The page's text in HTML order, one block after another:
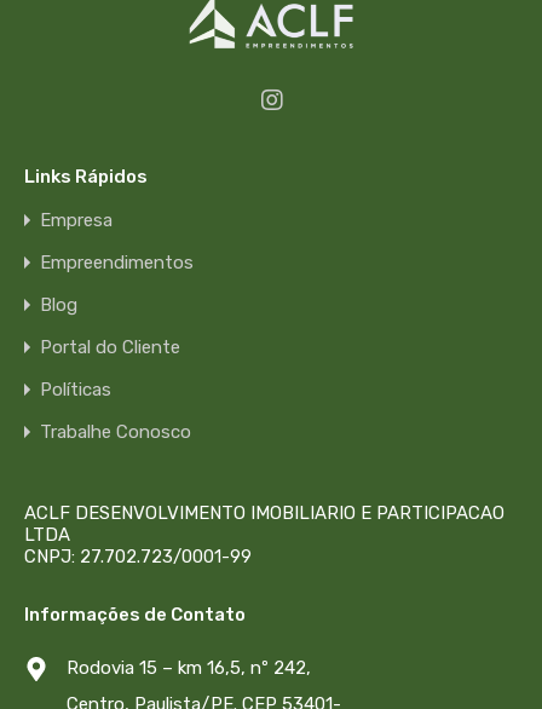
Links Rápidos
Empresa
Empreendimentos
Blog
Portal do Cliente
Políticas
Trabalhe Conosco
ACLF DESENVOLVIMENTO IMOBILIARIO E PARTICIPACAO
LTDA
CNPJ: 27.702.723/0001-99
Informações de Contato
Rodovia 15 – km 16,5, nº 242,
Centro, Paulista/PE. CEP 53401-